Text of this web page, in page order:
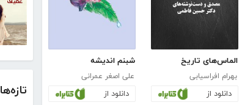
تازه‌ها
الماس‌های تاریخ
بهرام افراسیابی
دانلود از
شبنم اندیشه
علی اصغر عمرانی
دانلود از